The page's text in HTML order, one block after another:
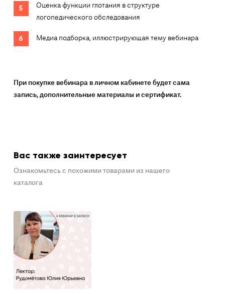
Вас также заинтересует
Ознакомьтесь с похожими товарами из нашего
каталога
Оценка функции глотания в структуре
логопедического обследования
Медиа подборка, иллюстрирующая тему вебинара
При покупке вебинара в личном кабинете будет сама
запись, дополнительные материалы и сертификат.